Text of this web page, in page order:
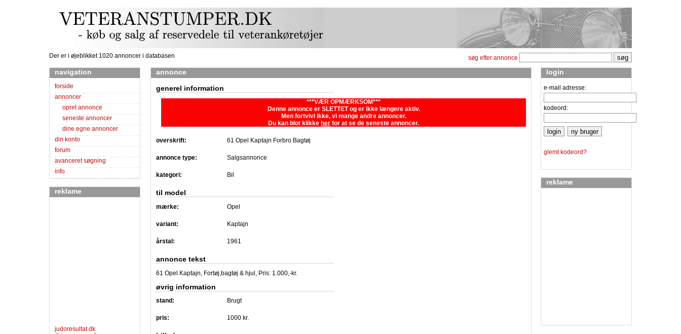
Der er i øjeblikket 1020 annoncer i databasen søg efter annonce
navigation
forside
annoncer
opret annonce
seneste annoncer
dine egne annoncer
din konto
forum
avanceret søgning
info
reklame
judoresultat.dk
login
e-mail adresse:
kodeord:
glemt kodeord?
reklame
annonce
generel information
***VÆR OPMÆRKSOM***
Denne annonce er SLETTET og er ikke længere aktiv.
Men fortvivl ikke, vi mange andre annoncer.
Du kan blot klikke her for at se de seneste annoncer.
overskrift: 61 Opel Kaptajn Forbro Bagtøj
annonce type: Salgsannonce
kategori: Bil
til model
mærke: Opel
variant: Kaptajn
årstal: 1961
annonce tekst
61 Opel Kaptajn, Fortøj,bagtøj & hjul, Pris: 1.000,-kr.
øvrig information
stand: Brugt
pris: 1000 kr.